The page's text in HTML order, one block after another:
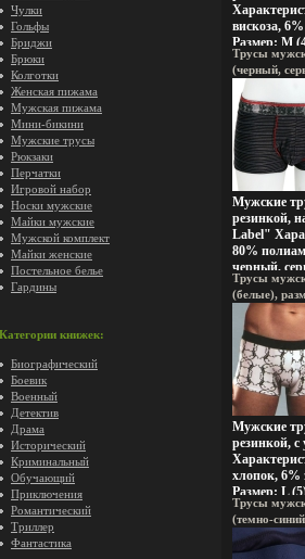
Чулки
Гольфы
Бриджи
Брюки
Колготки
Женская пижама
Мужская пижама
Мини-бикини
Мужские трусы
Рюкзаки
Перчатки
Игровой набор
Носки мужские
Майки мужские
Мужской комплект
Майки женские
Постельное белье
Гардины
Категории книжек:
Биографический
Боевик
Военный
Детектив
Драма
Исторический
Криминальный
Обучающий
Приключения
Романтический
Триллер
Фантастика
вискоза,
Размер: M
Артикул:
Обращаем
изделия
служит для
товара
Трусы
(черный,
Румыния
Мужские
резинкой,
Label"
80%
черный,
Трусы
(белые),
N151 Товар
Мужские
резинкой,
хлопок, 6%
Размер: L
Артикул:
Трусы
(темно-
7913u.